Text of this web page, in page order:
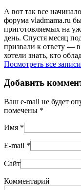
А вот так все
форума vladmama.ru
приготовляемых на
день. Спустя месяц
призвали к ответу —
хотели знать, кто
Посмотреть все
Добавить
Ваш e-mail не будет
помечены *
Имя *
E-mail *
Сайт
Комментарий